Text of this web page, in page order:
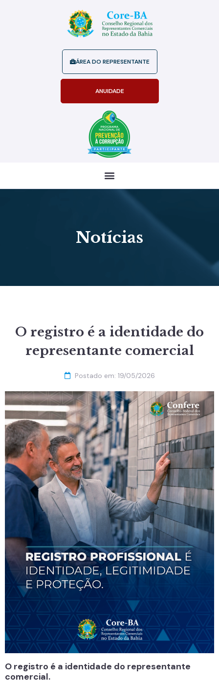
ÁREA DO REPRESENTANTE
ANUIDADE
Notícias
O registro é a identidade do
representante comercial
Postado em: 19/05/2026
O registro é a identidade do representante
comercial.